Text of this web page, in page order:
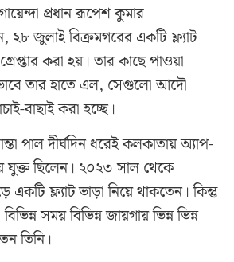
প্রধান রূপেশ কুমার
২৮ জুলাই বিক্রমগরের একটি ফ্ল্যাট
করা হয়। তার কাছে পাওয়া
তার হাতে এল, সেগুলো আদৌ
বাছাই করা হচ্ছে।
পাল দীর্ঘদিন ধরেই কলকাতায় অ্যাপ-
যুক্ত ছিলেন। ২০২৩ সাল থেকে
ফ্ল্যাট ভাড়া নিয়ে থাকতেন। কিন্তু
সময় বিভিন্ন জায়গায় ভিন্ন ভিন্ন
তিনি।